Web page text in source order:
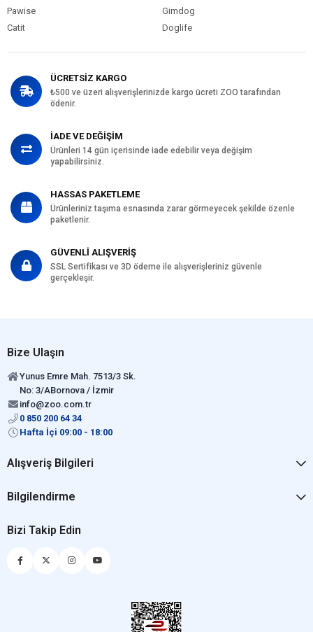
Pawise
Gimdog
Catit
Doglife
ÜCRETSİZ KARGO
₺500 ve üzeri alışverişlerinizde kargo ücreti ZOO tarafından
ödenir.
İADE VE DEĞİŞİM
Ürünleri 14 gün içerisinde iade edebilir veya değişim
yapabilirsiniz.
HASSAS PAKETLEME
Ürünleriniz taşıma esnasında zarar görmeyecek şekilde özenle
paketlenir.
GÜVENLİ ALIŞVERİŞ
SSL Sertifikası ve 3D ödeme ile alışverişleriniz güvenle
gerçekleşir.
Bize Ulaşın
Yunus Emre Mah. 7513/3 Sk.
No: 3/ABornova / İzmir
info@zoo.com.tr
0 850 200 64 34
Hafta İçi 09:00 - 18:00
Alışveriş Bilgileri
Bilgilendirme
Bizi Takip Edin